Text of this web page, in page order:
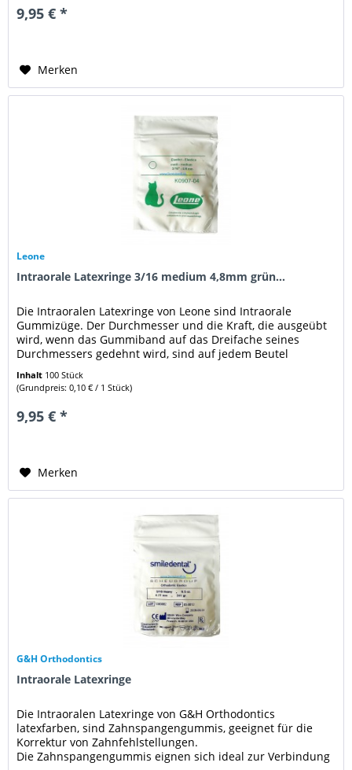
9,95 € *
Merken
Leone
Intraorale Latexringe 3/16 medium 4,8mm grün...
Die Intraoralen Latexringe von Leone sind Intraorale
Gummizüge. Der Durchmesser und die Kraft, die ausgeübt
wird, wenn das Gummiband auf das Dreifache seines
Durchmessers gedehnt wird, sind auf jedem Beutel
Inhalt 100 Stück
(Grundpreis: 0,10 € / 1 Stück)
9,95 € *
Merken
G&H Orthodontics
Intraorale Latexringe
Die Intraoralen Latexringe von G&H Orthodontics
latexfarben, sind Zahnspangengummis, geeignet für die
Korrektur von Zahnfehlstellungen.
Die Zahnspangengummis eignen sich ideal zur Verbindung